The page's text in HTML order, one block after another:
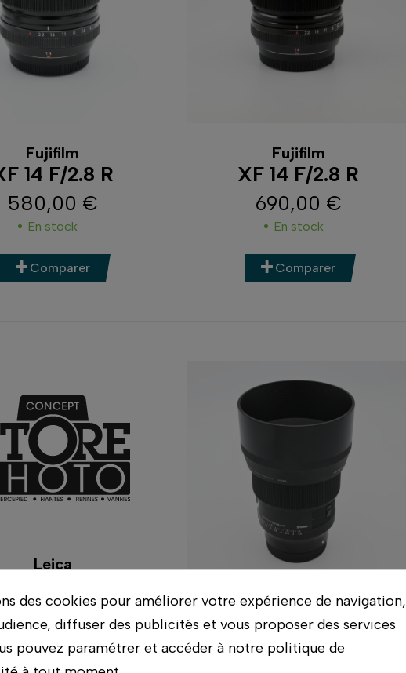
Fujifilm
14 F/2.8 R
Prix
580,00 €
En stock
Comparer
Fujifilm
XF 14 F/2.8 R
Prix
690,00 €
En stock
Comparer
Leica
ASPH
SIGMA 85 F1.4 DG DN
(MONTURE L)
des cookies pour améliorer votre expérience de navigation,
diffuser des publicités et vous proposer des services
pouvez paramétrer et accéder à notre politique de